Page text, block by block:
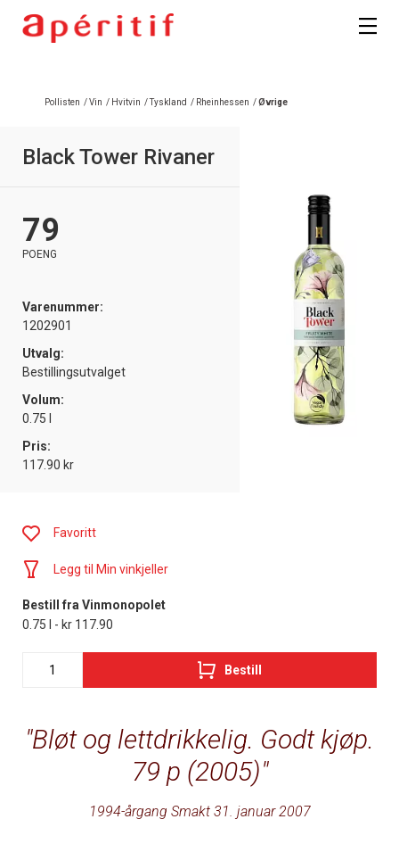
Pollisten /Vin / Hvitvin /Tyskland / Rheinhessen /Øvrige
Black Tower Rivaner
79
POENG
Varenummer:
1202901
Utvalg:
Bestillingsutvalget
Volum:
0.75 l
Pris:
117.90 kr
Bløt og lettdrikkelig. Godt kjøp.
79 p (2005)
1994-årgang Smakt 31. januar 2007
Favoritt
Legg til Min vinkjeller
Bestill fra Vinmonopolet
0.75 l - kr 117.90
Bestill